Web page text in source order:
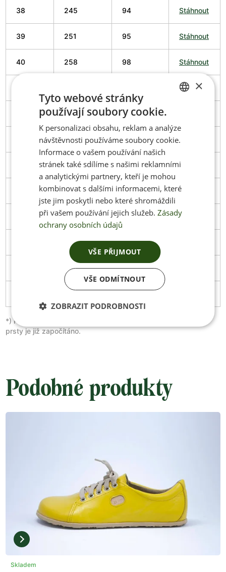
38 245 94 Stáhnout
39 251 95 Stáhnout
40 258 98 Stáhnout
Stáhnout
274 102
279 103
286 106 Stáhnout
291 106 Stáhnout
297 108 Stáhnout
305 111
313 114
*) Prosím nepřidávejte žádné další milimetry, extra místo pro
prsty je již započítáno.
Podobné produkty
Skladem
ENGLISH
×
Tyto webové stránky
používají soubory cookie.
K personalizaci obsahu, reklam a analýze
návštěvnosti používáme soubory cookie.
Informace o vašem používání našich
stránek také sdílíme s našimi reklamními
a analytickými partnery, kteří je mohou
kombinovat s dalšími informacemi, které
jste jim poskytli nebo které shromáždili
při vašem používání jejich služeb. Zásady
ochrany osobních údajů
VŠE PŘIJMOUT
VŠE ODMÍTNOUT
ZOBRAZIT PODROBNOSTI